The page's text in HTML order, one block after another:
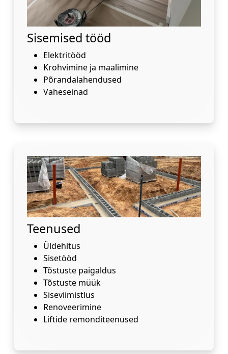
Sisemised tööd
Elektritööd
Krohvimine ja maalimine
Põrandalahendused
Vaheseinad
Teenused
Üldehitus
Sisetööd
Tõstuste paigaldus
Tõstuste müük
Siseviimistlus
Renoveerimine
Liftide remonditeenused